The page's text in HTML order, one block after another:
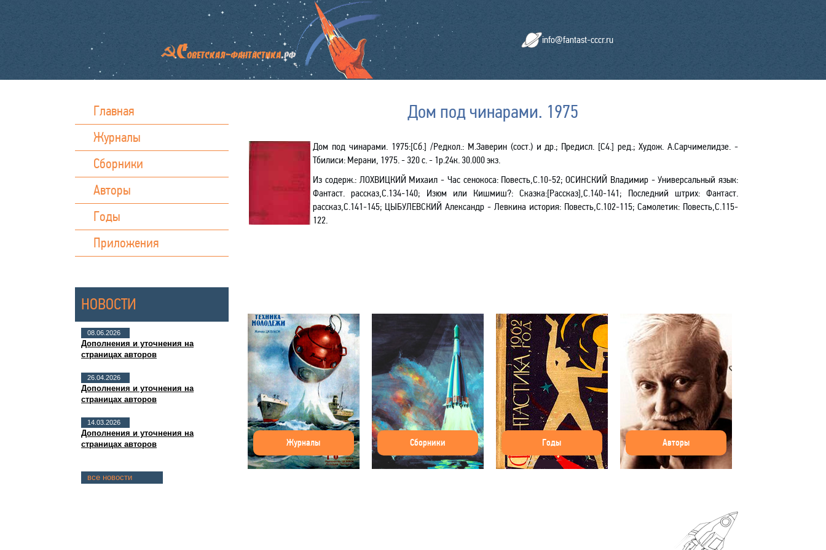
info@fantast-cccr.ru
Главная
Журналы
Сборники
Авторы
Годы
Приложения
НОВОСТИ
08.06.2026
Дополнения и уточнения на
страницах авторов
26.04.2026
Дополнения и уточнения на
страницах авторов
14.03.2026
Дополнения и уточнения на
страницах авторов
все новости
Дом под чинарами. 1975
Дом под чинарами. 1975:[Сб.] /Редкол.: М.Заверин (сост.) и др.; Предисл. [С4.] ред.; Худож. А.Сарчимелидзе. -
Тбилиси: Мерани, 1975. - 320 с. - 1р.24к. 30.000 экз.
Из содерж.: ЛОХВИЦКИЙ Михаил - Час сенокоса: Повесть,С.10-52; ОСИНСКИЙ Владимир - Универсальный язык:
Фантаст. рассказ,С.134-140; Изюм или Кишмиш?: Сказка:[Рассказ],С.140-141; Последний штрих: Фантаст.
рассказ,С.141-145; ЦЫБУЛЕВСКИЙ Александр - Левкина история: Повесть,С.102-115; Самолетик: Повесть,С.115-
122.
Журналы Сборники Годы Авторы